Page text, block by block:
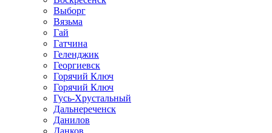
Выборг
Вязьма
Гай
Гатчина
Геленджик
Георгиевск
Горячий Ключ
Горячий Ключ
Гусь-Хрустальный
Дальнереченск
Данилов
Данков